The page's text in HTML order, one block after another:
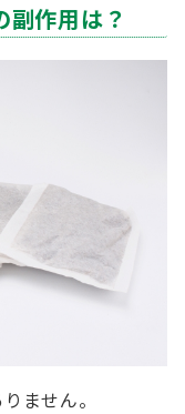
作用は？
ません。